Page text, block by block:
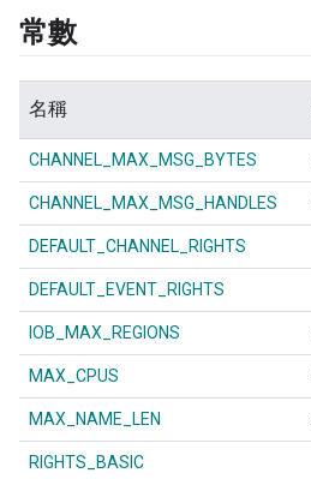
常數
名稱
CHANNEL_MAX_MSG_BYTES
CHANNEL_MAX_MSG_HANDLES
DEFAULT_CHANNEL_RIGHTS
DEFAULT_EVENT_RIGHTS
IOB_MAX_REGIONS
MAX_CPUS
MAX_NAME_LEN
RIGHTS_BASIC